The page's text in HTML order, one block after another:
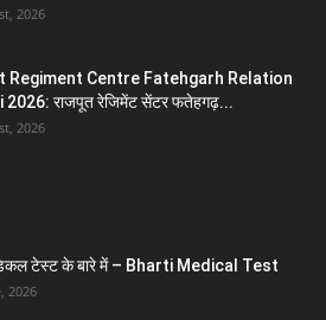
2026
Regiment Centre Fatehgarh Relation
2026: राजपूत रेजिमेंट सेंटर फतेहगढ़...
2026
टेस्ट के बारे में – Bharti Medical Test
2026